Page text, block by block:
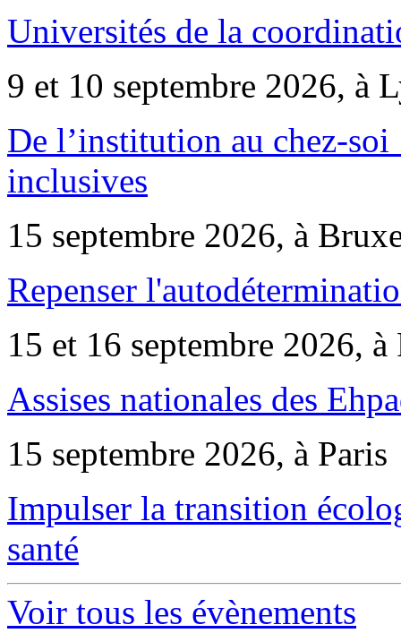
Universités de la
9 et 10 septembre 2026, à
De l’institution au chez-
inclusives
15 septembre 2026, à
Repenser
15 et 16 septembre 2026, à
Assises nationales des
15 septembre 2026, à Paris
Impulser la transition
santé
Voir tous les évènements